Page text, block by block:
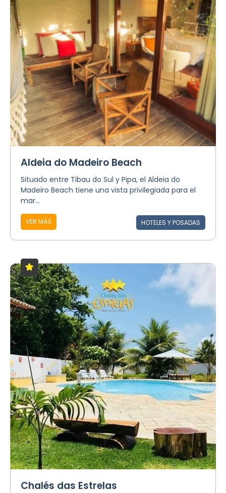
Aldeia do Madeiro Beach
Situado entre Tibau do Sul y Pipa, el Aldeia do
Madeiro Beach tiene una vista privilegiada para el
mar...
VER MÁS HOTELES Y POSADAS
Chalés das Estrelas